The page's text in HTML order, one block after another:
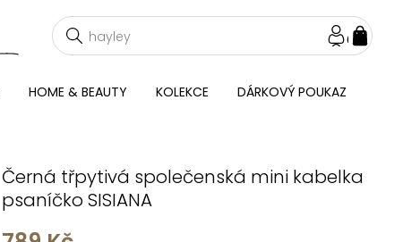
HOME & BEAUTY KOLEKCE DÁRKOVÝ POUKAZ
Černá třpytivá společenská mini kabelka
psaníčko SISIANA